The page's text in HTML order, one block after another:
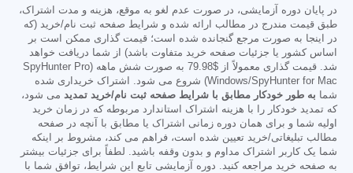
در پایان دوره آزمایشی، در صورت عدم لغو به موقع، هزینه و مدت اشتراک،
طبق قیمت مندرج در مطالب ارائه شده و شرایط صفحه ثبت نام/خرید (که
در اینجا به صورت مرجع گنجانده شده است؛ قیمت گذاری ممکن است بر
اساس کشور یا جزئیات صفحه خرید متفاوت باشد) از شما دریافت خواهد
شد. قیمت گذاری معمولاً از $79.98
به صورت شش ماهه (SpyHunter Pro
Windows/SpyHunter for Mac) شروع می شود. اشتراک خریداری شده
شما به طور خودکار مطابق با شرایط صفحه ثبت نام/خرید تمدید می شود،
که تمدید خودکار را با هزینه اشتراک استاندارد مربوطه که در زمان خرید
اولیه شما و برای همان دوره زمانی اشتراک یا مطابق با آنچه در صفحه
مطالب تبلیغاتی/خرید تعیین شده است، فراهم می کند، مشروط بر اینکه
شما یک کاربر اشتراک مداوم و بدون وقفه باشید. لطفاً برای جزئیات بیشتر
به صفحه خرید مراجعه کنید. دوره آزمایشی تابع این شرایط، توافق شما با